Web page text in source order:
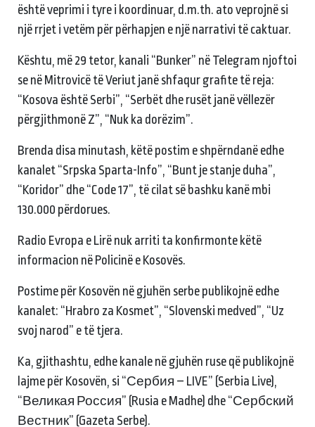
është veprimi i tyre i koordinuar, d.m.th. ato veprojnë si
një rrjet i vetëm për përhapjen e një narrativi të caktuar.
Kështu, më 29 tetor, kanali “Bunker” në Telegram njoftoi
se në Mitrovicë të Veriut janë shfaqur grafite të reja:
“Kosova është Serbi”, “Serbët dhe rusët janë vëllezër
përgjithmonë Z”, “Nuk ka dorëzim”.
Brenda disa minutash, këtë postim e shpërndanë edhe
kanalet “Srpska Sparta-Info”, “Bunt je stanje duha”,
“Koridor” dhe “Code 17”, të cilat së bashku kanë mbi
130.000 përdorues.
Radio Evropa e Lirë nuk arriti ta konfirmonte këtë
informacion në Policinë e Kosovës.
Postime për Kosovën në gjuhën serbe publikojnë edhe
kanalet: “Hrabro za Kosmet”, “Slovenski medved”, “Uz
svoj narod” e të tjera.
Ka, gjithashtu, edhe kanale në gjuhën ruse që publikojnë
lajme për Kosovën, si “Сербия – LIVE” (Serbia Live),
“Великая Россия” (Rusia e Madhe) dhe “Сербский
Вестник” (Gazeta Serbe).